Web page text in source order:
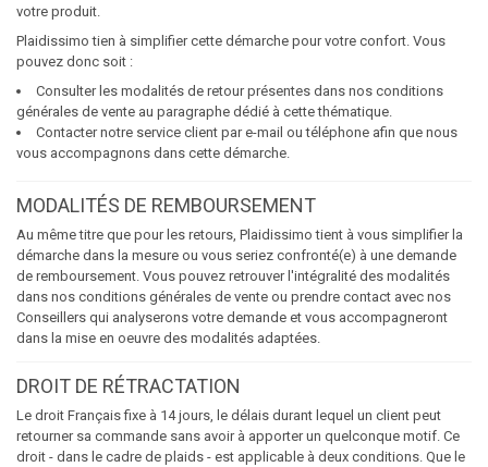
votre produit.
Plaidissimo tien à simplifier cette démarche pour votre confort. Vous
pouvez donc soit :
Consulter les modalités de retour présentes dans nos conditions
générales de vente au paragraphe dédié à cette thématique.
Contacter notre service client par e-mail ou téléphone afin que nous
vous accompagnons dans cette démarche.
MODALITÉS DE REMBOURSEMENT
Au même titre que pour les retours, Plaidissimo tient à vous simplifier la
démarche dans la mesure ou vous seriez confronté(e) à une demande
de remboursement. Vous pouvez retrouver l'intégralité des modalités
dans nos conditions générales de vente ou prendre contact avec nos
Conseillers qui analyserons votre demande et vous accompagneront
dans la mise en oeuvre des modalités adaptées.
DROIT DE RÉTRACTATION
Le droit Français fixe à 14 jours, le délais durant lequel un client peut
retourner sa commande sans avoir à apporter un quelconque motif. Ce
droit - dans le cadre de plaids - est applicable à deux conditions. Que le